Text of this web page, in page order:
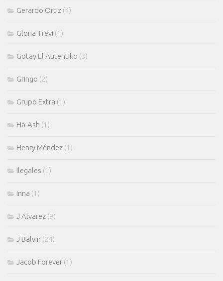
Gerardo Ortiz (4)
Gloria Trevi (1)
Gotay El Autentiko (3)
Gringo (2)
Grupo Extra (1)
Ha-Ash (1)
Henry Méndez (1)
Ilegales (1)
Inna (1)
J Alvarez (9)
J Balvin (24)
Jacob Forever (1)